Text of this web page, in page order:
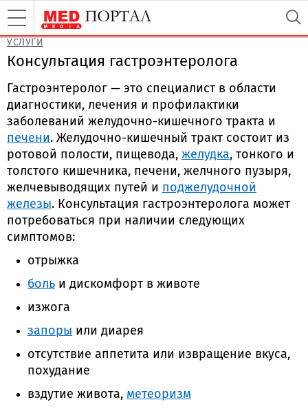
УСЛУГИ
Консультация гастроэнтеролога
Гастроэнтеролог — это специалист в области
диагностики, лечения и профилактики
заболеваний желудочно-кишечного тракта и
печени. Желудочно-кишечный тракт состоит из
ротовой полости, пищевода, желудка, тонкого и
толстого кишечника, печени, желчного пузыря,
желчевыводящих путей и поджелудочной
железы. Консультация гастроэнтеролога может
потребоваться при наличии следующих
симптомов:
отрыжка
боль и дискомфорт в животе
изжога
запоры или диарея
отсутствие аппетита или извращение вкуса,
похудание
вздутие живота, метеоризм